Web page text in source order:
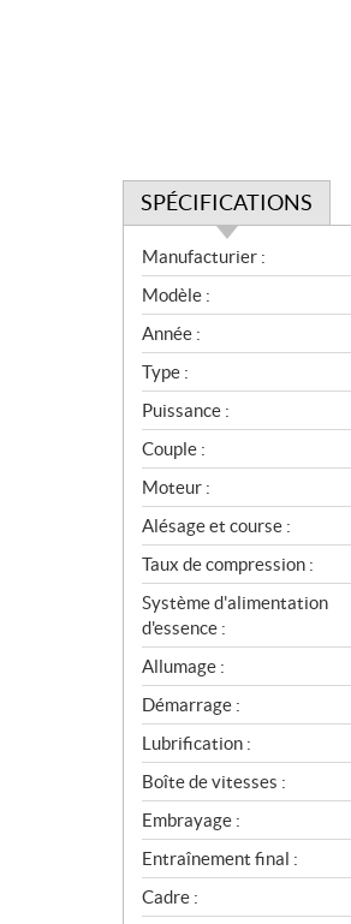
SPÉCIFICATIONS
S
p
é
c
i
f
i
c
a
t
i
o
n
s
Manufacturier :
Modèle :
Année :
Type :
Puissance :
Couple :
Moteur :
Alésage et course :
Taux de compression :
Système d'alimentation
d'essence :
Allumage :
Démarrage :
Lubrification :
Boîte de vitesses :
Embrayage :
Entraînement final :
Cadre :